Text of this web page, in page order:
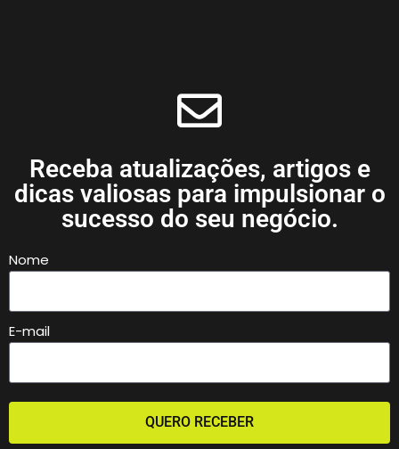
Receba atualizações, artigos e
dicas valiosas para impulsionar o
sucesso do seu negócio.
Nome
E-mail
QUERO RECEBER